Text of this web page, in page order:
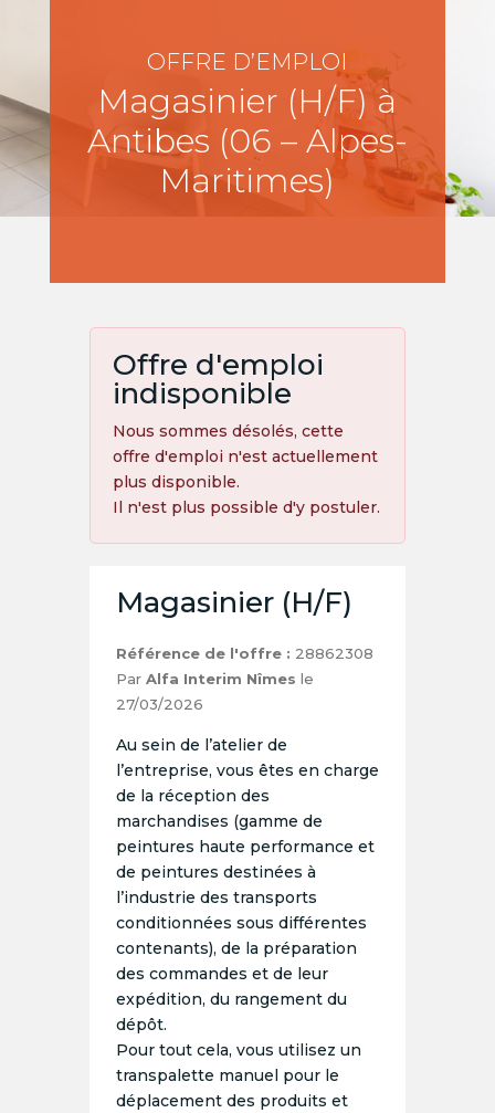
OFFRE D’EMPLOI
Magasinier (H/F) à
Antibes (06 – Alpes-
Maritimes)
Offre d'emploi
indisponible
Nous sommes désolés, cette
offre d'emploi n'est actuellement
plus disponible.
Il n'est plus possible d'y postuler.
Magasinier (H/F)
Référence de l'offre : 28862308
Par Alfa Interim Nîmes le
27/03/2026
Au sein de l’atelier de
l’entreprise, vous êtes en charge
de la réception des
marchandises (gamme de
peintures haute performance et
de peintures destinées à
l’industrie des transports
conditionnées sous différentes
contenants), de la préparation
des commandes et de leur
expédition, du rangement du
dépôt.
Pour tout cela, vous utilisez un
transpalette manuel pour le
déplacement des produits et